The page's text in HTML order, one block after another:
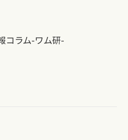
コラム-ワム研-